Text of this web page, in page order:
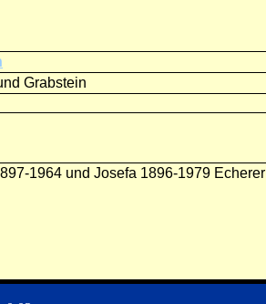
Grabstein
1964 und Josefa 1896-1979 Echerer